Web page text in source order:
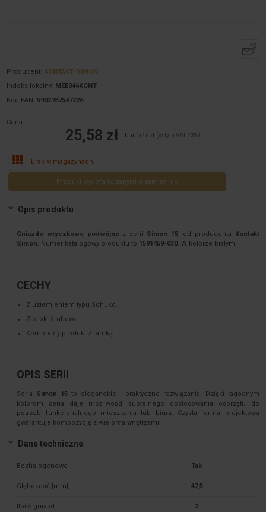
Producent: KONTAKT-SIMON
Indeks lokalny: MEE046KONT
Kod EAN: 5902787547226
Cena:
25,58 zł brutto / szt. (w tym VAT 23%)
Brak w magazynach
Produkt wycofany, zapytaj o zamiennik
Opis produktu
Gniazdo wtyczkowe podwójne z serii Simon 15, od producenta
Kontakt
Simon. Numer katalogowy produktu to 1591459-030. W kolorze białym.
CECHY
Z uziemieniem typu Schuko.
Zaciski śrubowe.
Kompletny produkt z ramką.
OPIS SERII
Seria Simon 15 to eleganckie i praktyczne rozwiązania. Dzięki łagodnym
kolorom seria daje możliwośd subtelnego dostosowania osprzętu do
potrzeb funkcjonalnego mieszkania lub biura. Czysta forma projektowa
gwarantuje kompozycję z wieloma wnętrzami.
Dane techniczne
Bezhalogenowe Tak
Głębokość [mm] 47,5
Ilość gniazd 2